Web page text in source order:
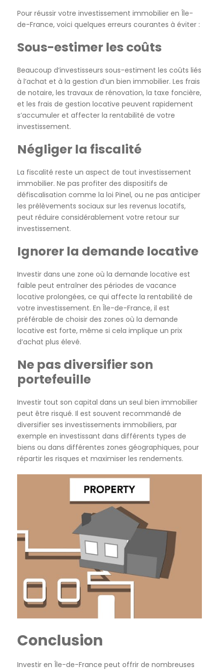
Pour réussir votre investissement immobilier en Île-
de-France, voici quelques erreurs courantes à éviter :
Sous-estimer les coûts
Beaucoup d’investisseurs sous-estiment les coûts liés
à l’achat et à la gestion d’un bien immobilier. Les frais
de notaire, les travaux de rénovation, la taxe foncière,
et les frais de gestion locative peuvent rapidement
s’accumuler et affecter la rentabilité de votre
investissement.
Négliger la fiscalité
La fiscalité reste un aspect de tout investissement
immobilier. Ne pas profiter des dispositifs de
défiscalisation comme la loi Pinel, ou ne pas anticiper
les prélèvements sociaux sur les revenus locatifs,
peut réduire considérablement votre retour sur
investissement.
Ignorer la demande locative
Investir dans une zone où la demande locative est
faible peut entraîner des périodes de vacance
locative prolongées, ce qui affecte la rentabilité de
votre investissement. En Île-de-France, il est
préférable de choisir des zones où la demande
locative est forte, même si cela implique un prix
d’achat plus élevé.
Ne pas diversifier son
portefeuille
Investir tout son capital dans un seul bien immobilier
peut être risqué. Il est souvent recommandé de
diversifier ses investissements immobiliers, par
exemple en investissant dans différents types de
biens ou dans différentes zones géographiques, pour
répartir les risques et maximiser les rendements.
Conclusion
Investir en Île-de-France peut offrir de nombreuses